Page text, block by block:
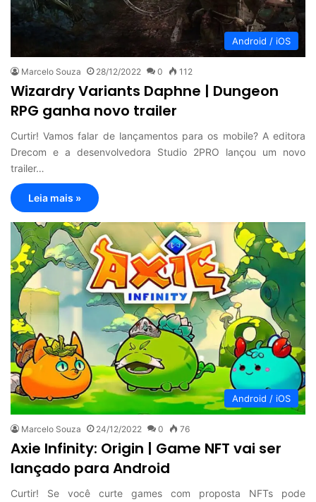
Android / iOS
Marcelo Souza 28/12/2022 0 112
Wizardry Variants Daphne | Dungeon
RPG ganha novo trailer
Curtir! Vamos falar de lançamentos para os mobile? A editora
Drecom e a desenvolvedora Studio 2PRO lançou um novo
trailer…
Leia mais »
Android / iOS
Marcelo Souza 24/12/2022 0 76
Axie Infinity: Origin | Game NFT vai ser
lançado para Android
Curtir! Se você curte games com proposta NFTs pode